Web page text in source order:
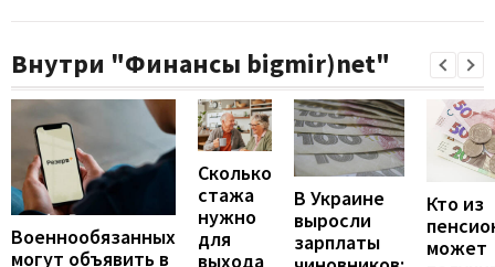
Внутри "Финансы bigmir)net"
Военнообязанных
могут объявить в
Сколько
стажа
нужно
для
выхода
В Украине
выросли
зарплаты
Кто из
может